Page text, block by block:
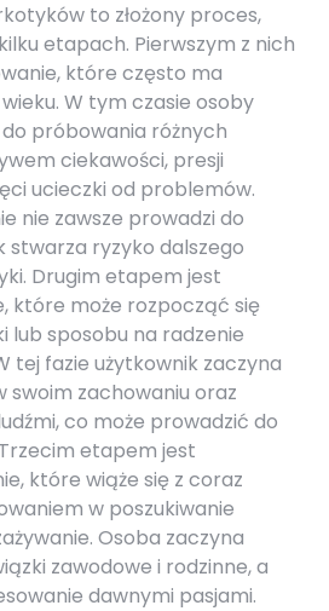
to złożony proces,
etapach. Pierwszym z nich
które często ma
W tym czasie osoby
próbowania różnych
ciekawości, presji
ucieczki od problemów.
nie zawsze prowadzi do
stwarza ryzyko dalszego
Drugim etapem jest
które może rozpocząć się
lub sposobu na radzenie
tej fazie użytkownik zaczyna
swoim zachowaniu oraz
co może prowadzić do
etapem jest
które wiąże się z coraz
w poszukiwanie
Osoba zaczyna
zawodowe i rodzinne, a
dawnymi pasjami.